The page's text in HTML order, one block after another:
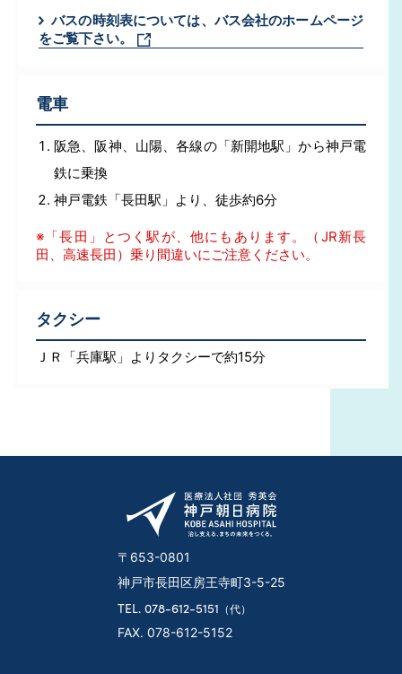
バスの時刻表については、バス会社のホームページ
をご覧下さい。
電車
阪急、阪神、山陽、各線の「新開地駅」から神戸電
鉄に乗換
神戸電鉄「長田駅」より、徒歩約6分
※「長田」とつく駅が、他にもあります。（JR新長
田、高速長田）乗り間違いにご注意ください。
タクシー
ＪＲ「兵庫駅」よりタクシーで約15分
〒653-0801
神戸市長田区房王寺町3-5-25
TEL. 078-612-5151 （代）
FAX. 078-612-5152